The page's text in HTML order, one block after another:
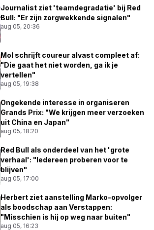
Journalist ziet 'teamdegradatie' bij Red
Bull: "Er zijn zorgwekkende signalen"
aug 05, 20:36
Mol schrijft coureur alvast compleet af:
"Die gaat het niet worden, ga ik je
vertellen"
aug 05, 19:38
Ongekende interesse in organiseren
Grands Prix: "We krijgen meer verzoeken
uit China en Japan"
aug 05, 18:20
Red Bull als onderdeel van het 'grote
verhaal': "Iedereen proberen voor te
blijven"
aug 05, 17:00
Herbert ziet aanstelling Marko-opvolger
als boodschap aan Verstappen:
"Misschien is hij op weg naar buiten"
aug 05, 16:23